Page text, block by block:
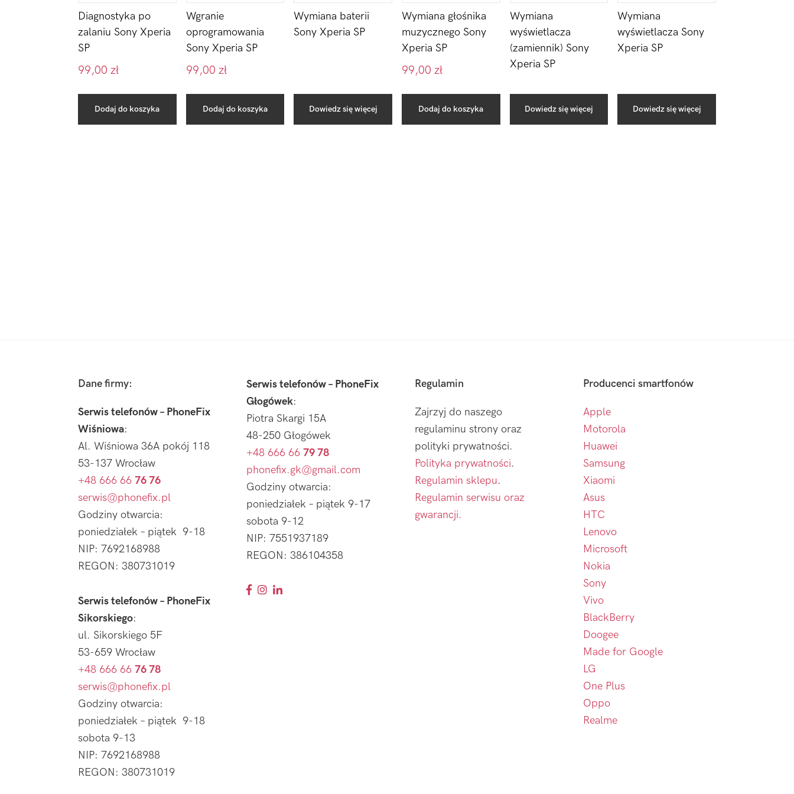
Diagnostyka po
zalaniu Sony Xperia
SP
99,00 zł
Dodaj do koszyka
Wgranie
oprogramowania
Sony Xperia SP
99,00 zł
Dodaj do koszyka
Wymiana baterii
Sony Xperia SP
Dowiedz się więcej
Wymiana głośnika
muzycznego Sony
Xperia SP
99,00 zł
Dodaj do koszyka
Wymiana
wyświetlacza
(zamiennik) Sony
Xperia SP
Dowiedz się więcej
Wymiana
wyświetlacza Sony
Xperia SP
Dowiedz się więcej
Dane firmy:
Serwis telefonów – PhoneFix
Wiśniowa:
Al. Wiśniowa 36A pokój 118
53-137 Wrocław
+48 666 66 76 76
serwis@phonefix.pl
Godziny otwarcia:
poniedziałek – piątek 9-18
NIP: 7692168988
REGON: 380731019
Serwis telefonów – PhoneFix
Sikorskiego:
ul. Sikorskiego 5F
53-659 Wrocław
+48 666 66 76 78
serwis@phonefix.pl
Godziny otwarcia:
poniedziałek – piątek 9-18
sobota 9-13
NIP: 7692168988
REGON: 380731019
Serwis telefonów – PhoneFix
Głogówek:
Piotra Skargi 15A
48-250 Głogówek
+48 666 66 79 78
phonefix.gk@gmail.com
Godziny otwarcia:
poniedziałek – piątek 9-17
sobota 9-12
NIP: 7551937189
REGON: 386104358
Regulamin
Zajrzyj do naszego
regulaminu strony oraz
polityki prywatności.
Polityka prywatności.
Regulamin sklepu.
Regulamin serwisu oraz
gwarancji.
Producenci smartfonów
Apple
Motorola
Huawei
Samsung
Xiaomi
Asus
HTC
Lenovo
Microsoft
Nokia
Sony
Vivo
BlackBerry
Doogee
Made for Google
LG
One Plus
Oppo
Realme